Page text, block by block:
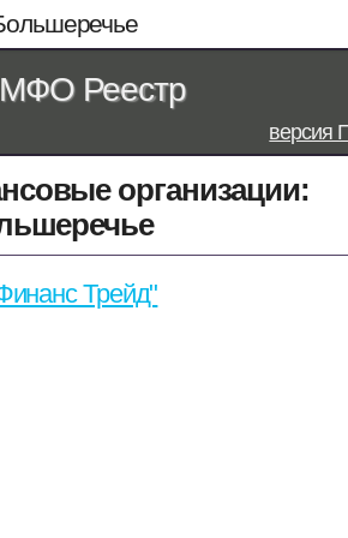
МФО Реестр
версия
организации:
Трейд"